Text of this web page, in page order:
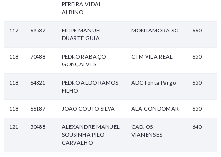
PEREIRA VIDAL
ALBINO
117 69537
FILIPE MANUEL
DUARTE GUIA
MONTAMORA SC 660
118 70488
PEDRO RABAÇO
GONÇALVES
CTM VILA REAL 650
118 64321
PEDRO ALDO RAMOS
FILHO
ADC Ponta Pargo 650
118 66187 JOAO COUTO SILVA ALA GONDOMAR 650
121 50488
ALEXANDRE MANUEL
SOUSINHA PILO
CARVALHO
CAD. OS
VIANENSES
640